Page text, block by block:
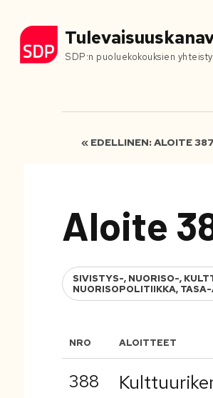
SDP:n puoluekokouksien
« EDELLINEN: ALOITE 387
Aloite
SIVISTYS-, NUORISO-,
NUORISOPOLITIIKKA,
NRO ALOITTEET
388